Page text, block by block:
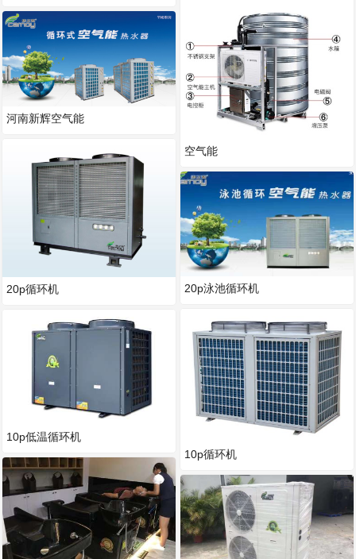
河南新辉空气能
20p循环机
10p低温循环机
空气能
20p泳池循环机
10p循环机